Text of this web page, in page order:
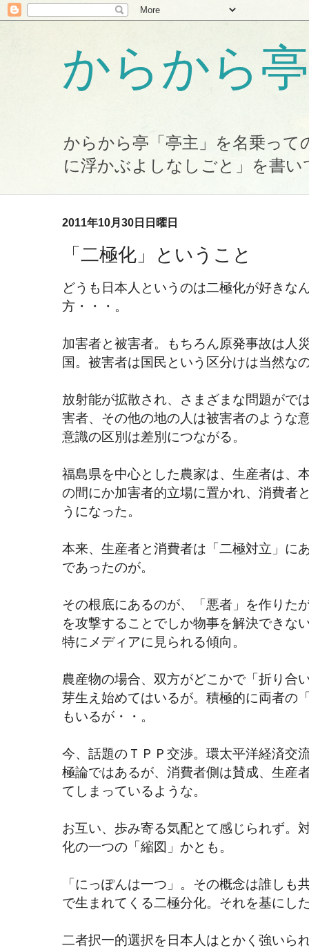
からから
からから亭「亭主」を名乗っ
に浮かぶよしなしごと」を書い
2011年10月30日日曜日
「二極化」ということ
どうも日本人というのは二極化が好きな
方・・・。
加害者と被害者。もちろん原発事故は人
国。被害者は国民という区分けは当然な
放射能が拡散され、さまざまな問題がで
害者、その他の地の人は被害者のような
意識の区別は差別につながる。
福島県を中心とした農家は、生産者は、
の間にか加害者的立場に置かれ、消費者
うになった。
本来、生産者と消費者は「二極対立」に
であったのが。
その根底にあるのが、「悪者」を作りた
を攻撃することでしか物事を解決できな
特にメディアに見られる傾向。
農産物の場合、双方がどこかで「折り合
芽生え始めてはいるが。積極的に両者の
もいるが・・。
今、話題のＴＰＰ交渉。環太平洋経済交
極論ではあるが、消費者側は賛成、生産
てしまっているような。
お互い、歩み寄る気配とて感じられず。
化の一つの「縮図」かとも。
「にっぽんは一つ」。その概念は誰し
で生まれてくる二極分化。それを基にし
二者択一的選択を日本人はとかく強いら